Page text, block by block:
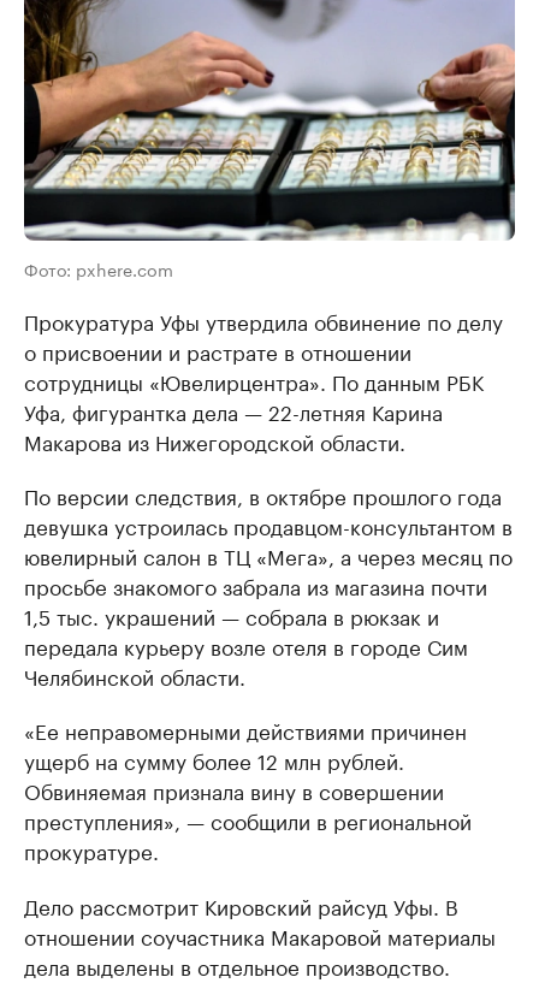
Фото: pxhere.com
Прокуратура Уфы утвердила обвинение по делу
о присвоении и растрате в отношении
сотрудницы «Ювелирцентра». По данным РБК
Уфа, фигурантка дела — 22-летняя Карина
Макарова из Нижегородской области.
По версии следствия, в октябре прошлого года
девушка устроилась продавцом-консультантом в
ювелирный салон в ТЦ «Мега», а через месяц по
просьбе знакомого забрала из магазина почти
1,5 тыс. украшений — собрала в рюкзак и
передала курьеру возле отеля в городе Сим
Челябинской области.
«Ее неправомерными действиями причинен
ущерб на сумму более 12 млн рублей.
Обвиняемая признала вину в совершении
преступления», — сообщили в региональной
прокуратуре.
Дело рассмотрит Кировский райсуд Уфы. В
отношении соучастника Макаровой материалы
дела выделены в отдельное производство.